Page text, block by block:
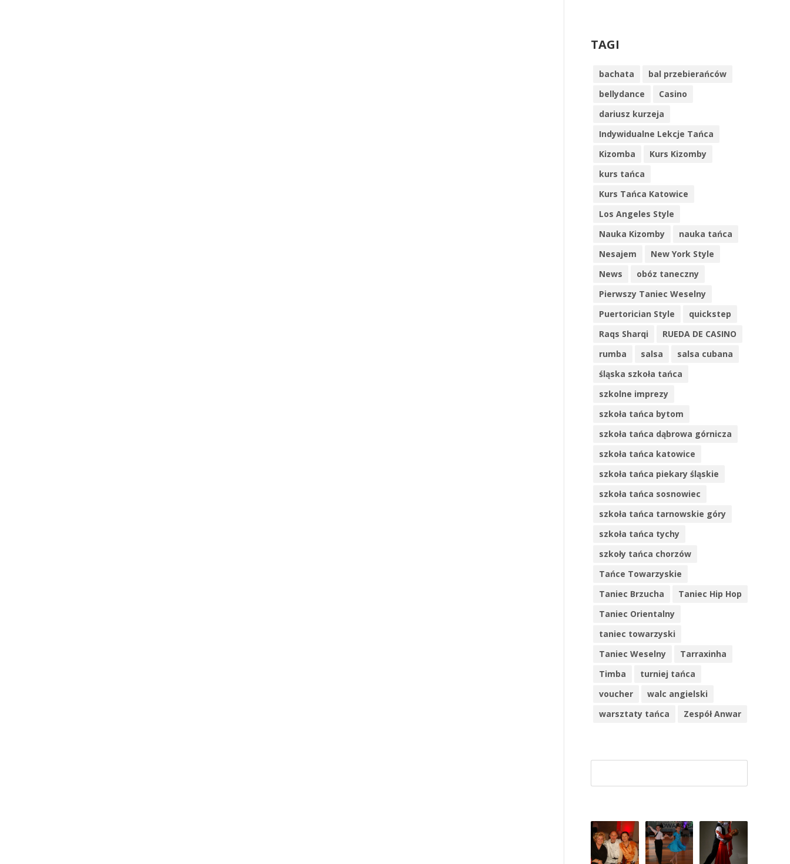
TAGI
bachata
bal przebierańców
bellydance
Casino
dariusz kurzeja
Indywidualne Lekcje Tańca
Kizomba
Kurs Kizomby
kurs tańca
Kurs Tańca Katowice
Los Angeles Style
Nauka Kizomby
nauka tańca
Nesajem
New York Style
News
obóz taneczny
Pierwszy Taniec Weselny
Puertorician Style
quickstep
Raqs Sharqi
RUEDA DE CASINO
rumba
salsa
salsa cubana
śląska szkoła tańca
szkolne imprezy
szkoła tańca bytom
szkoła tańca dąbrowa górnicza
szkoła tańca katowice
szkoła tańca piekary śląskie
szkoła tańca sosnowiec
szkoła tańca tarnowskie góry
szkoła tańca tychy
szkoły tańca chorzów
Tańce Towarzyskie
Taniec Brzucha
Taniec Hip Hop
Taniec Orientalny
taniec towarzyski
Taniec Weselny
Tarraxinha
Timba
turniej tańca
voucher
walc angielski
warsztaty tańca
Zespół Anwar